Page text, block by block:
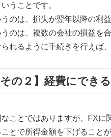
うことです。
のは、損失が翌年以降の利
のは、複数の会社の損益を
れるように手続きを行えば
その２】経費にでき
ことではありますが、FXに
とで所得金額を下げることが